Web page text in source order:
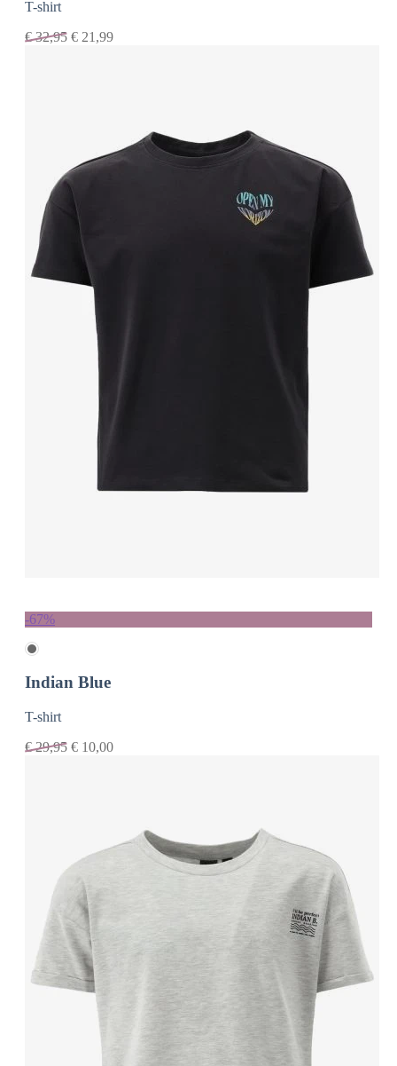
T-shirt
€32,95 € 21,99
-67%
Indian Blue
T-shirt
€29,95 € 10,00